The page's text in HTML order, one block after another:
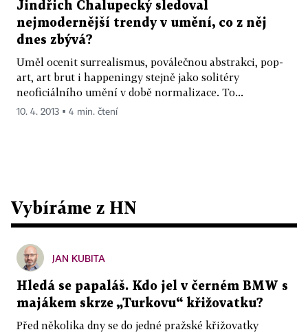
Jindřich Chalupecký sledoval
nejmodernější trendy v umění, co z něj
dnes zbývá?
Uměl ocenit surrealismus, poválečnou abstrakci, pop-
art, art brut i happeningy stejně jako solitéry
neoficiálního umění v době normalizace. To...
10. 4. 2013 ▪ 4 min. čtení
Vybíráme z HN
JAN KUBITA
Hledá se papaláš. Kdo jel v černém BMW s
majákem skrze „Turkovu“ křižovatku?
Před několika dny se do jedné pražské křižovatky